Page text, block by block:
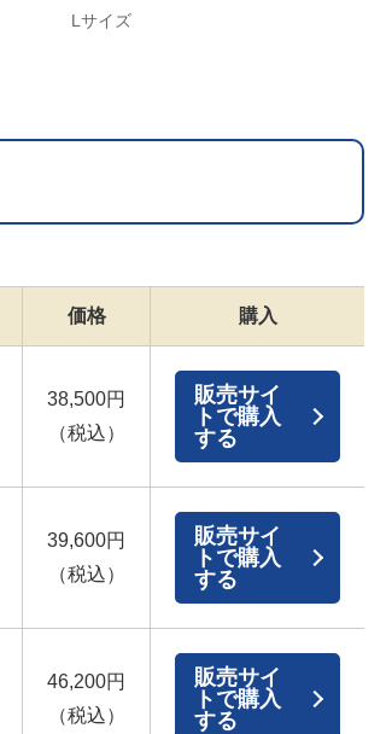
Lサイズ
価格 購入
38,500円
（税込）
販売サイ
トで購入
する
39,600円
（税込）
販売サイ
トで購入
する
46,200円
（税込）
販売サイ
トで購入
する